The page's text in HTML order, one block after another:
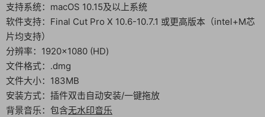
支持系统：macOS 10.15及以上系统
软件支持：Final Cut Pro X 10.6-10.7.1 或更高版本（intel+M芯
片均支持）
分辨率：1920×1080 (HD)
文件格式：.dmg
文件大小：183MB
安装方式：插件双击自动安装/一键拖放
背景音乐：包含无水印音乐